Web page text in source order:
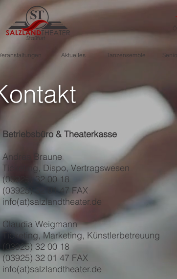
Aktuelles Tanzensemble
Betriebsbüro & Theaterkasse
Andrea Braune
Ticketing, Dispo, Vertragswesen
(03925) 32 00 18
(03925) 32 01 47 FAX
info(at)salzlandtheater.de
Claudia Weigmann
Ticketing, Marketing, Künstlerbetreuung
(03925) 32 00 18
(03925) 32 01 47 FAX
info(at)salzlandtheater.de